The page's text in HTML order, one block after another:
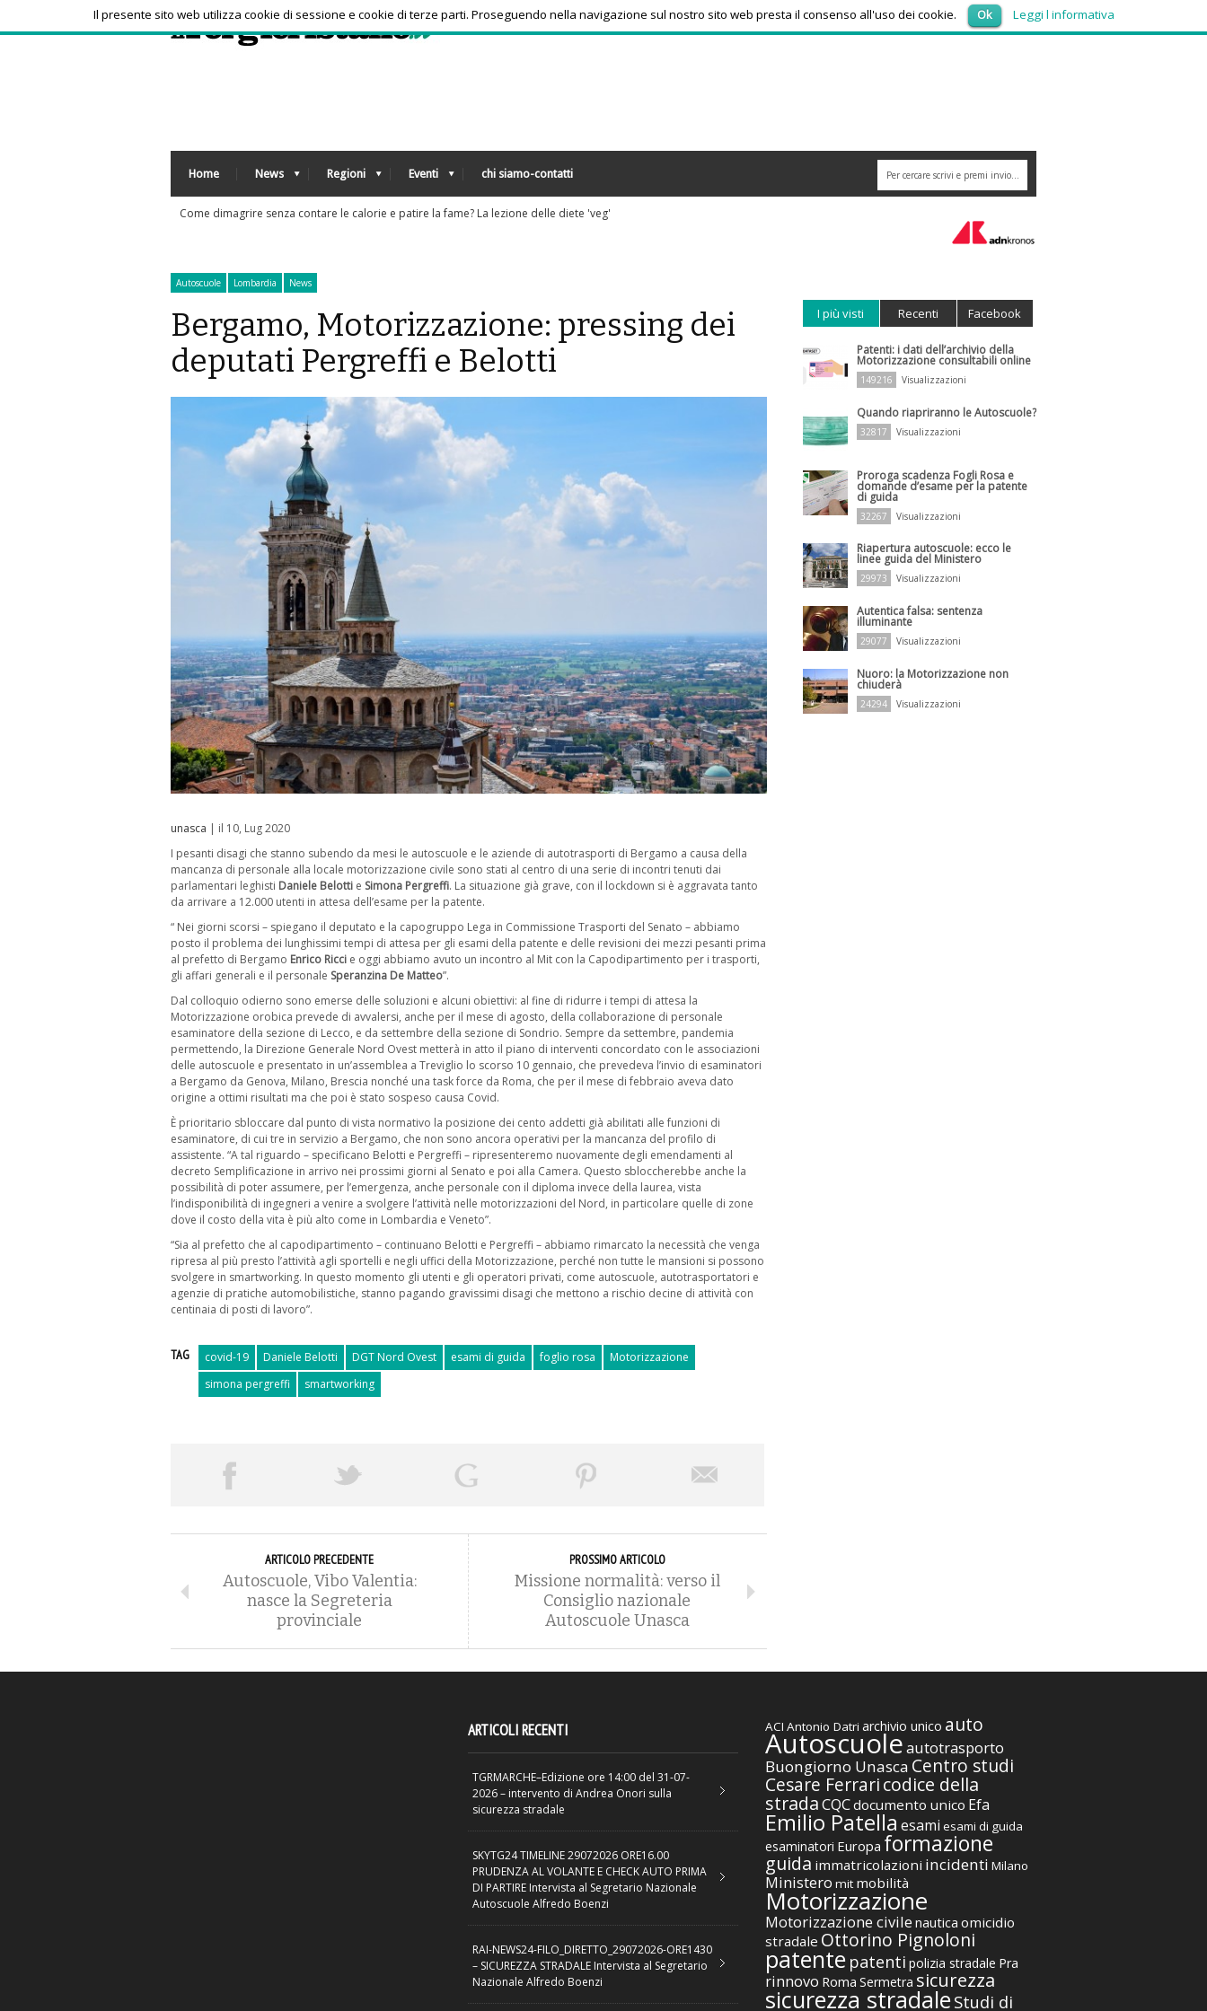
sabato 8, Agosto 2026
Home News Regioni Eventi chi siamo-contatti
Sos anziani per truffe telefoniche? Arriva l'app che risponde ai numeri sconosciuti
Autoscuole Lombardia News
Bergamo, Motorizzazione: pressing dei
deputati Pergreffi e Belotti
unasca | il 10, Lug 2020
I pesanti disagi che stanno subendo da mesi le autoscuole e le aziende di autotrasporti di Bergamo a causa della
mancanza di personale alla locale motorizzazione civile sono stati al centro di una serie di incontri tenuti dai
parlamentari leghisti Daniele Belotti e Simona Pergreffi. La situazione già grave, con il lockdown si è aggravata tanto
da arrivare a 12.000 utenti in attesa dell’esame per la patente.
“ Nei giorni scorsi – spiegano il deputato e la capogruppo Lega in Commissione Trasporti del Senato – abbiamo
posto il problema dei lunghissimi tempi di attesa per gli esami della patente e delle revisioni dei mezzi pesanti prima
al prefetto di Bergamo Enrico Ricci e oggi abbiamo avuto un incontro al Mit con la Capodipartimento per i trasporti,
gli affari generali e il personale Speranzina De Matteo”.
Dal colloquio odierno sono emerse delle soluzioni e alcuni obiettivi: al fine di ridurre i tempi di attesa la
Motorizzazione orobica prevede di avvalersi, anche per il mese di agosto, della collaborazione di personale
esaminatore della sezione di Lecco, e da settembre della sezione di Sondrio. Sempre da settembre, pandemia
permettendo, la Direzione Generale Nord Ovest metterà in atto il piano di interventi concordato con le associazioni
delle autoscuole e presentato in un’assemblea a Treviglio lo scorso 10 gennaio, che prevedeva l’invio di esaminatori
a Bergamo da Genova, Milano, Brescia nonché una task force da Roma, che per il mese di febbraio aveva dato
origine a ottimi risultati ma che poi è stato sospeso causa Covid.
È prioritario sbloccare dal punto di vista normativo la posizione dei cento addetti già abilitati alle funzioni di
esaminatore, di cui tre in servizio a Bergamo, che non sono ancora operativi per la mancanza del profilo di
assistente. “A tal riguardo – specificano Belotti e Pergreffi – ripresenteremo nuovamente degli emendamenti al
decreto Semplificazione in arrivo nei prossimi giorni al Senato e poi alla Camera. Questo sbloccherebbe anche la
possibilità di poter assumere, per l’emergenza, anche personale con il diploma invece della laurea, vista
l’indisponibilità di ingegneri a venire a svolgere l’attività nelle motorizzazioni del Nord, in particolare quelle di zone
dove il costo della vita è più alto come in Lombardia e Veneto”.
“Sia al prefetto che al capodipartimento – continuano Belotti e Pergreffi – abbiamo rimarcato la necessità che venga
ripresa al più presto l’attività agli sportelli e negli uffici della Motorizzazione, perché non tutte le mansioni si possono
svolgere in smartworking. In questo momento gli utenti e gli operatori privati, come autoscuole, autotrasportatori e
agenzie di pratiche automobilistiche, stanno pagando gravissimi disagi che mettono a rischio decine di attività con
centinaia di posti di lavoro”.
TAG covid-19 Daniele Belotti DGT Nord Ovest esami di guida foglio rosa
Motorizzazione
simona pergreffi
smartworking
ARTICOLO PRECEDENTE
Autoscuole, Vibo Valentia:
nasce la Segreteria
provinciale
PROSSIMO ARTICOLO
Missione normalità: verso il
Consiglio nazionale
Autoscuole Unasca
I più visti Recenti Facebook
Patenti: i dati dell’archivio della
Motorizzazione consultabili online
149216 Visualizzazioni
Quando riapriranno le Autoscuole?
32817 Visualizzazioni
Proroga scadenza Fogli Rosa e
domande d’esame per la patente
di guida
32267 Visualizzazioni
Riapertura autoscuole: ecco le
linee guida del Ministero
29973 Visualizzazioni
Autentica falsa: sentenza
illuminante
29077 Visualizzazioni
Nuoro: la Motorizzazione non
chiuderà
24294 Visualizzazioni
ARTICOLI RECENTI
TGRMARCHE–Edizione ore 14:00 del 31-07-
2026 – intervento di Andrea Onori sulla
sicurezza stradale
SKYTG24 TIMELINE 29072026 ORE16.00
PRUDENZA AL VOLANTE E CHECK AUTO PRIMA
DI PARTIRE Intervista al Segretario Nazionale
Autoscuole Alfredo Boenzi
RAI-NEWS24-FILO_DIRETTO_29072026-ORE1430
– SICUREZZA STRADALE Intervista al Segretario
Nazionale Alfredo Boenzi
ACI Antonio Datri archivio unico auto
Autoscuoleautotrasporto
Buongiorno Unasca Centro studi
Cesare Ferraricodice della
stradaCQCdocumento unico Efa
Emilio Patella esami esami di guida
esaminatori Europa formazione
guida immatricolazioni incidenti Milano
Ministero mit mobilità
Motorizzazione
Motorizzazione civile nautica omicidio
stradale Ottorino Pignoloni
patente patenti polizia stradale Pra
rinnovo Roma Sermetra sicurezza
sicurezza stradaleStudi di
Il presente sito web utilizza cookie di sessione e cookie di terze parti. Proseguendo nella navigazione sul nostro sito web presta il consenso all'uso dei cookie. Ok Leggi l informativa